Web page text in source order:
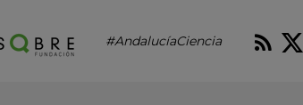
#AndalucíaCiencia RSS